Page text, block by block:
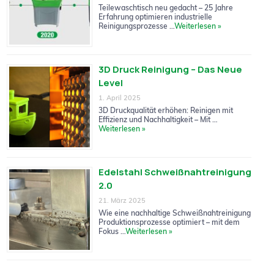
Teilewaschtisch neu gedacht – 25 Jahre
Erfahrung optimieren industrielle
Reinigungsprozesse …Weiterlesen »
3D Druck Reinigung – Das Neue
Level
1. April 2025
3D Druckqualität erhöhen: Reinigen mit
Effizienz und Nachhaltigkeit – Mit …
Weiterlesen »
Edelstahl Schweißnahtreinigung
2.0
21. März 2025
Wie eine nachhaltige Schweißnahtreinigung
Produktionsprozesse optimiert – mit dem
Fokus …Weiterlesen »